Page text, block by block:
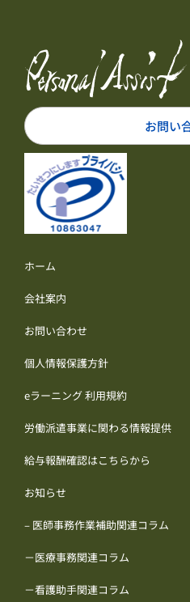
お問い
ホーム
会社案内
お問い合わせ
個人情報保護方針
eラーニング 利用規約
労働派遣事業に関わる情報提供
給与報酬確認はこちらから
お知らせ
– 医師事務作業補助関連コラム
－医療事務関連コラム
－看護助手関連コラム